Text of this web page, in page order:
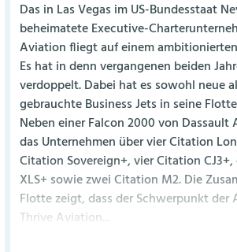
Das in Las Vegas im US-Bundesstaat
beheimatete Executive-
Aviation fliegt auf einem
Es hat in denn vergangenen beiden
verdoppelt. Dabei hat es sowohl neue
gebrauchte Business Jets in seine
Neben einer Falcon 2000 von
das Unternehmen über vier Citation
Citation Sovereign+, vier Citation
XLS+ sowie zwei Citation M2. Die
Flotte zeigt, dass der Schwerpunkt
Thrive Aviation...